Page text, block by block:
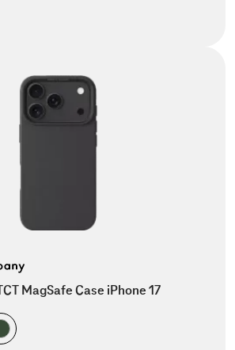
MagSafe Case iPhone 17